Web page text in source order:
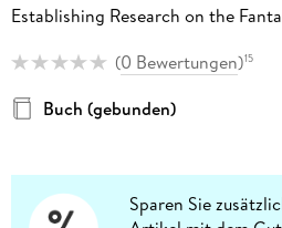
Establishing Research on the
(0 Bewertungen)15
Buch (gebunden)
Sparen Sie